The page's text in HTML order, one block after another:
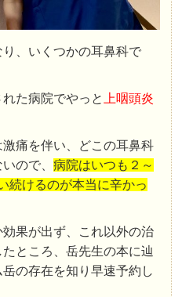
り、いくつかの耳鼻科で
た病院でやっと
上咽頭炎
激痛を伴い、どこの耳鼻科
いので、病院はいつも２～
続けるのが本当に辛かっ
果が出ず、これ以外の治
ところ、岳先生の本に辿
の存在を知り早速予約し